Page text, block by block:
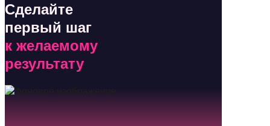
Сделайте
первый шаг
к желаемому
результату